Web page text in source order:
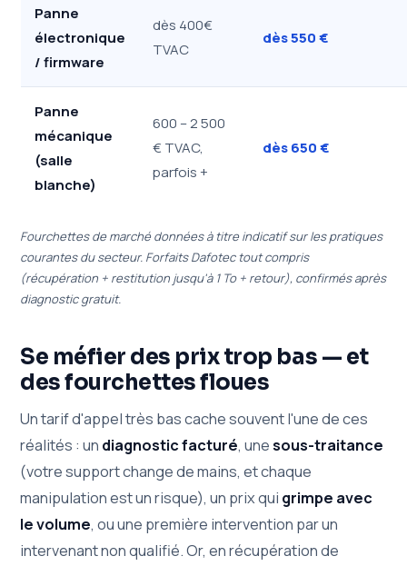
Panne
électronique
/ firmware
dès 400€
TVAC
dès 550 €
Panne
mécanique
(salle
blanche)
600 – 2 500
€ TVAC,
parfois +
dès 650 €
Fourchettes de marché données à titre indicatif sur les pratiques
courantes du secteur. Forfaits Dafotec tout compris
(récupération + restitution jusqu'à 1 To + retour), confirmés après
diagnostic gratuit.
Se méfier des prix trop bas — et
des fourchettes floues
Un tarif d'appel très bas cache souvent l'une de ces
réalités : un diagnostic facturé, unesous-traitance
(votre support change de mains, et chaque
manipulation est un risque), un prix qui grimpe avec
le volume, ou une première intervention par un
intervenant non qualifié. Or, en récupération de